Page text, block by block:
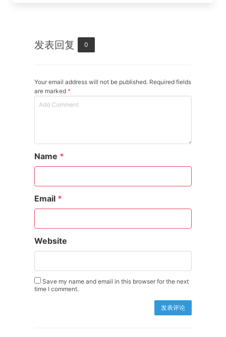
发表回复 0
Your email address will not be published. Required fields
are marked *
Name *
Email *
Website
Save my name and email in this browser for the next
time I comment.